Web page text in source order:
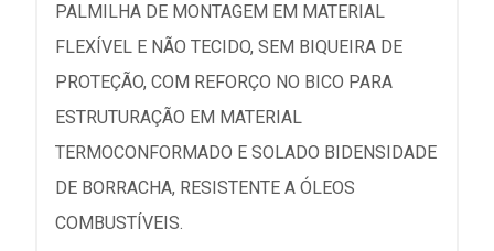
PALMILHA DE MONTAGEM EM MATERIAL
FLEXÍVEL E NÃO TECIDO, SEM BIQUEIRA DE
PROTEÇÃO, COM REFORÇO NO BICO PARA
ESTRUTURAÇÃO EM MATERIAL
TERMOCONFORMADO E SOLADO BIDENSIDADE
DE BORRACHA, RESISTENTE A ÓLEOS
COMBUSTÍVEIS.